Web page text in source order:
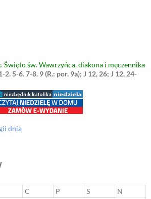
Święto św. Wawrzyńca, diakona i męczennika
2. 5-6. 7-8. 9 (R.: por. 9a); J 12, 26; J 12, 24-
dnia
C P S
N